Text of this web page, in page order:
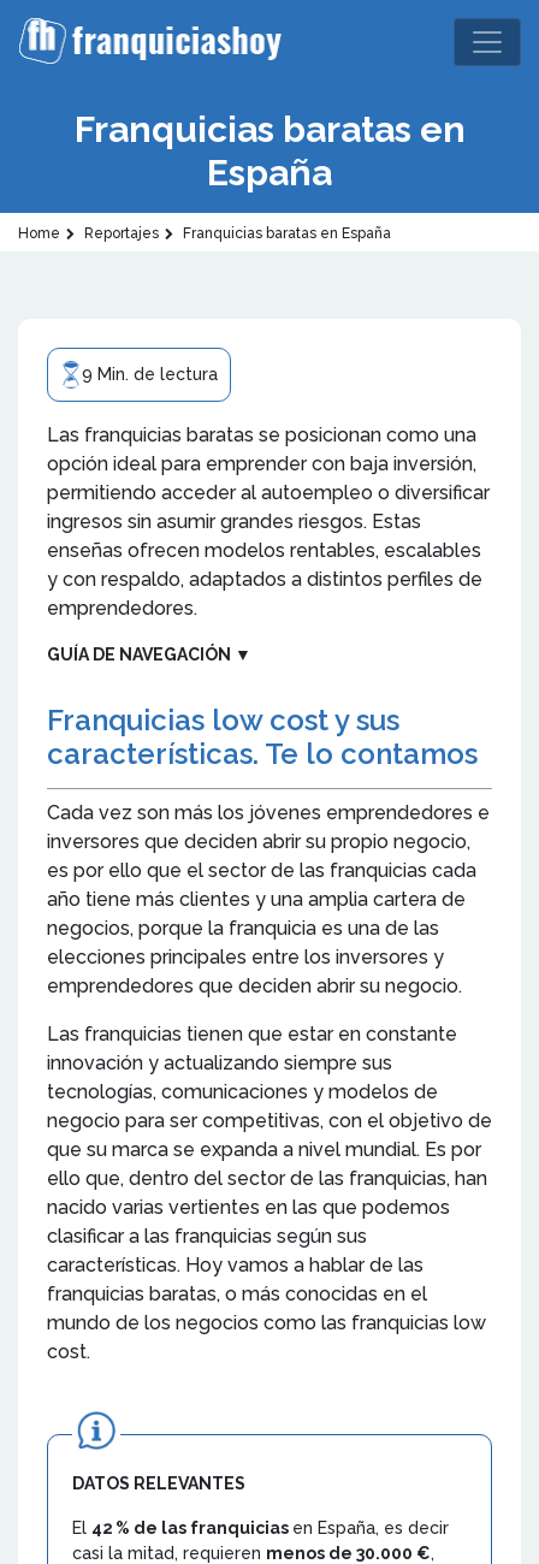
Franquicias baratas en
España
Home Reportajes Franquicias baratas en España
9 Min. de lectura
Las franquicias baratas se posicionan como una
opción ideal para emprender con baja inversión,
permitiendo acceder al autoempleo o diversificar
ingresos sin asumir grandes riesgos. Estas
enseñas ofrecen modelos rentables, escalables
y con respaldo, adaptados a distintos perfiles de
emprendedores.
GUÍA DE NAVEGACIÓN ▼
Franquicias low cost y sus
características. Te lo contamos
Cada vez son más los jóvenes emprendedores e
inversores que deciden abrir su propio negocio,
es por ello que el sector de las franquicias cada
año tiene más clientes y una amplia cartera de
negocios, porque la franquicia es una de las
elecciones principales entre los inversores y
emprendedores que deciden abrir su negocio.
Las franquicias tienen que estar en constante
innovación y actualizando siempre sus
tecnologías, comunicaciones y modelos de
negocio para ser competitivas, con el objetivo de
que su marca se expanda a nivel mundial. Es por
ello que, dentro del sector de las franquicias, han
nacido varias vertientes en las que podemos
clasificar a las franquicias según sus
características. Hoy vamos a hablar de las
franquicias baratas, o más conocidas en el
mundo de los negocios como las franquicias low
cost.
DATOS RELEVANTES
El 42 % de las franquicias en España, es decir
casi la mitad, requieren menos de 30.000 €,